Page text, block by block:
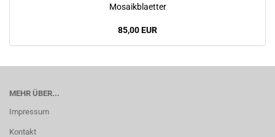
Mosaikblaetter
85,00 EUR
MEHR ÜBER...
Impressum
Kontakt